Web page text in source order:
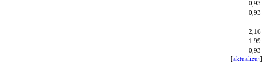
0,93
0,93
2,16
1,99
0,93
[aktualizuj]